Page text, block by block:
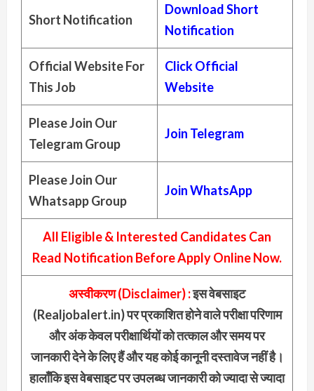
Short Notification
Download Short
Notification
Official Website For
This Job
Click Official
Website
Please Join Our
Telegram Group
Join Telegram
Please Join Our
Whatsapp Group
JoinWhatsApp
All Eligible & Interested Candidates Can
Read Notification Before Apply Online Now.
अस्वीकरण (Disclaimer) :इस वेबसाइट
(Realjobalert.in) पर प्रकाशित होने वाले परीक्षा परिणाम
और अंक केवल परीक्षार्थियों को तत्काल और समय पर
जानकारी देने के लिए हैं और यह कोई कानूनी दस्तावेज नहीं है।
हालाँकि इस वेबसाइट पर उपलब्ध जानकारी को ज्यादा से ज्यादा